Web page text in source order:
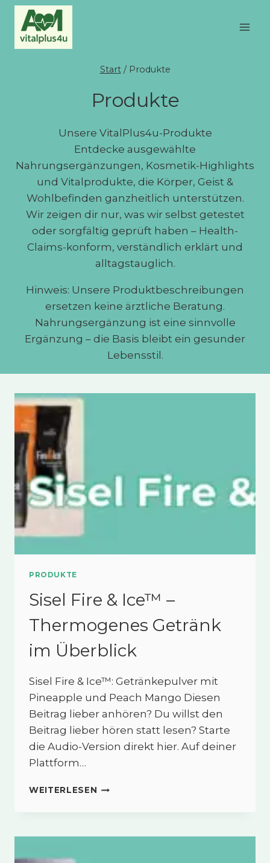
Zum
Inhalt
springen
Start / Produkte
Produkte
Unsere VitalPlus4u-Produkte
Entdecke ausgewählte
Nahrungsergänzungen, Kosmetik-Highlights
und Vitalprodukte, die Körper, Geist &
Wohlbefinden ganzheitlich unterstützen.
Wir zeigen dir nur, was wir selbst getestet
oder sorgfältig geprüft haben – Health-
Claims-konform, verständlich erklärt und
alltagstauglich.
Hinweis: Unsere Produktbeschreibungen
ersetzen keine ärztliche Beratung.
Nahrungsergänzung ist eine sinnvolle
Ergänzung – die Basis bleibt ein gesunder
Lebensstil.
PRODUKTE
Sisel Fire & Ice™ –
Thermogenes Getränk
im Überblick
Sisel Fire & Ice™: Getränkepulver mit
Pineapple und Peach Mango Diesen
Beitrag lieber anhören? Du willst den
Beitrag lieber hören statt lesen? Starte
die Audio-Version direkt hier. Auf deiner
Plattform…
WEITERLESEN SISEL
–